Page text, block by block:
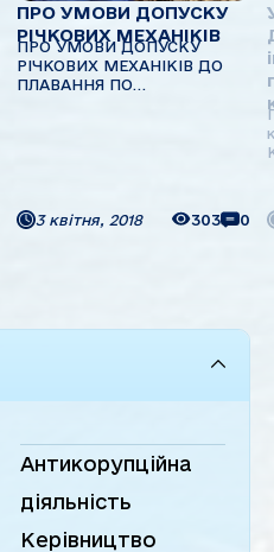
ПРО УМОВИ ДОПУСКУ
РІЧКОВИХ МЕХАНІКІВ
ПРО УМОВИ ДОПУСКУ
РІЧКОВИХ МЕХАНІКІВ ДО
ПЛАВАННЯ ПО
порядок видачі посвідчення
3 квітня, 2018 303 0
Антикорупційна
діяльність
Керівництво